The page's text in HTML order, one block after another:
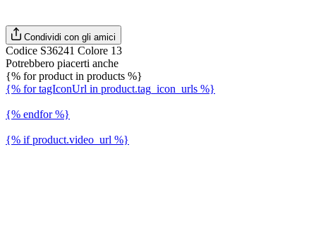
Condividi con gli amici
Codice S36241 Colore 13
Potrebbero piacerti anche
{% for product in products %}
{% for tagIconUrl in product.tag_icon_urls %}
{% endfor %}
{% if product.video_url %}